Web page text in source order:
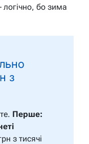
логічно, бо зима
з
Перше:
з тисячі